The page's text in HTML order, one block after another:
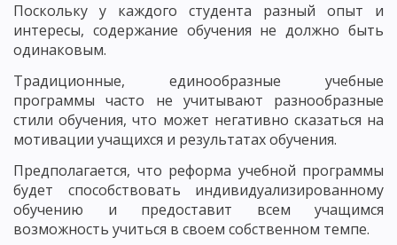
Поскольку у каждого студента разный опыт и
интересы, содержание обучения не должно быть
одинаковым.
Традиционные, единообразные учебные
программы часто не учитывают разнообразные
стили обучения, что может негативно сказаться на
мотивации учащихся и результатах обучения.
Предполагается, что реформа учебной программы
будет способствовать индивидуализированному
обучению и предоставит всем учащимся
возможность учиться в своем собственном темпе.